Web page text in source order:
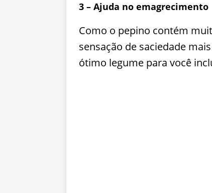
3 – Ajuda no emagrecimento
Como o pepino contém
sensação de saciedade
ótimo legume para você